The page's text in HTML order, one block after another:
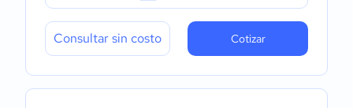
Consultar sin costo Cotizar